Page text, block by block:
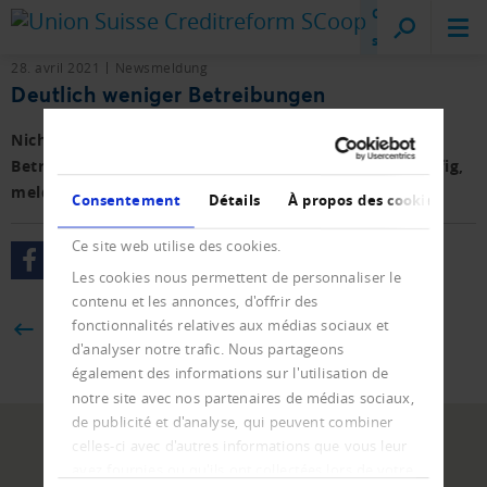
Consentement Détails À propos des cookies
Ce site web utilise des cookies.
Les cookies nous permettent de personnaliser le
contenu et les annonces, d'offrir des
fonctionnalités relatives aux médias sociaux et
d'analyser notre trafic. Nous partageons
également des informations sur l'utilisation de
notre site avec nos partenaires de médias sociaux,
de publicité et d'analyse, qui peuvent combiner
celles-ci avec d'autres informations que vous leur
Creditreform
sur place
28. avril 2021 Newsmeldung
Deutlich weniger Betreibungen
Nicht nur die Zahl der Konkurse, auch jene der
Betreibungen war im vergangenen Jahr stark rückläufig,
meldet das Bundesamt für Statistik.
BACK